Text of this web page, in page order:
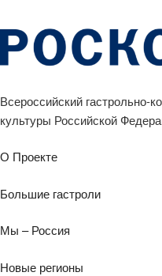
Всероссийский гастрольно-
культуры Российской
О Проекте
Большие гастроли
Мы – Россия
Новые регионы